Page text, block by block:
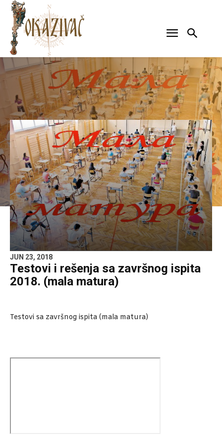
JUN 23, 2018
Testovi i rešenja sa završnog ispita
2018. (mala matura)
Testovi sa završnog ispita (mala matura)